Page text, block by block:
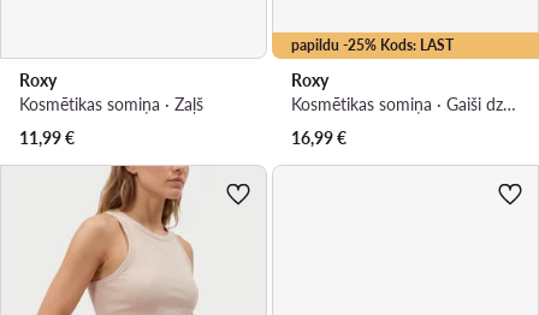
Roxy
Kosmētikas somiņa · Zaļš
11,99€
papildu -25% Kods: LAST
Roxy
Kosmētikas somiņa · Gaiši dzeltena
16,99€